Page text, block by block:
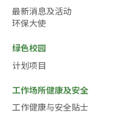
最新消息及活动
环保大使
绿色校园
计划项目
工作场所健康及安全
工作健康与安全贴士